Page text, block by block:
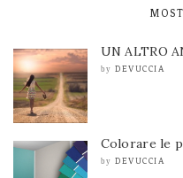
UN ALTRO
by DEVUCCIA
Colorare le
by DEVUCCIA